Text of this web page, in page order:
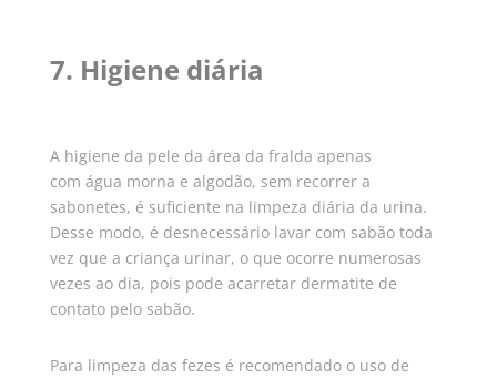
7. Higiene diária
A higiene da pele da área da fralda apenas
com água morna e algodão, sem recorrer a
sabonetes, é suficiente na limpeza diária da urina.
Desse modo, é desnecessário lavar com sabão toda
vez que a criança urinar, o que ocorre numerosas
vezes ao dia, pois pode acarretar dermatite de
contato pelo sabão.
Para limpeza das fezes é recomendado o uso de